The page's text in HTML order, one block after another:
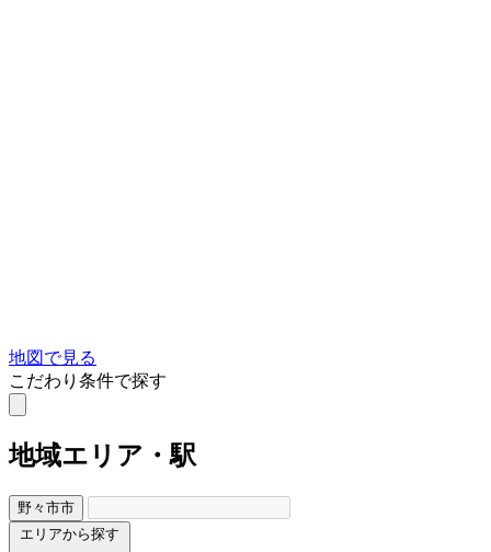
地図で見る
こだわり条件で探す
地域エリア・駅
野々市市
エリアから探す